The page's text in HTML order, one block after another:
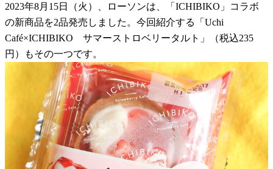
2023年8月15日（火）、ローソンは、「ICHIBIKO」コラボ
の新商品を2品発売しました。今回紹介する「Uchi
Café×ICHIBIKO サマーストロベリータルト」（税込235
円）もその一つです。